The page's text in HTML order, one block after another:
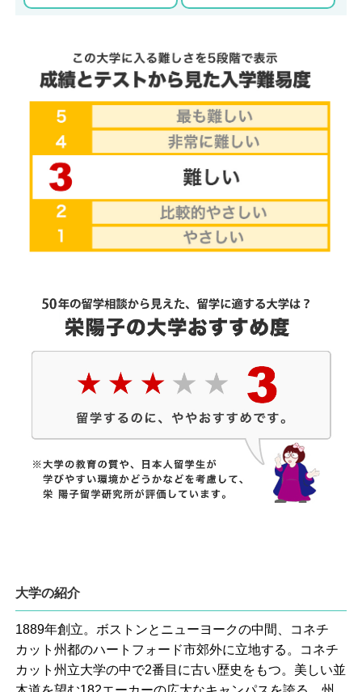
大学の紹介
1889年創立。ボストンとニューヨークの中間、コネチ
カット州都のハートフォード市郊外に立地する。コネチ
カット州立大学の中で2番目に古い歴史をもつ。美しい並